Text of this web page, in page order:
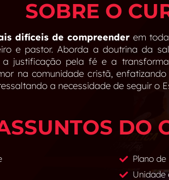
SOBRE O
difíceis de compreender em
e pastor. Aborda a doutrina da
a justificação pela fé e a
na comunidade cristã,
a necessidade de seguir o
DO
Plano
Unidade